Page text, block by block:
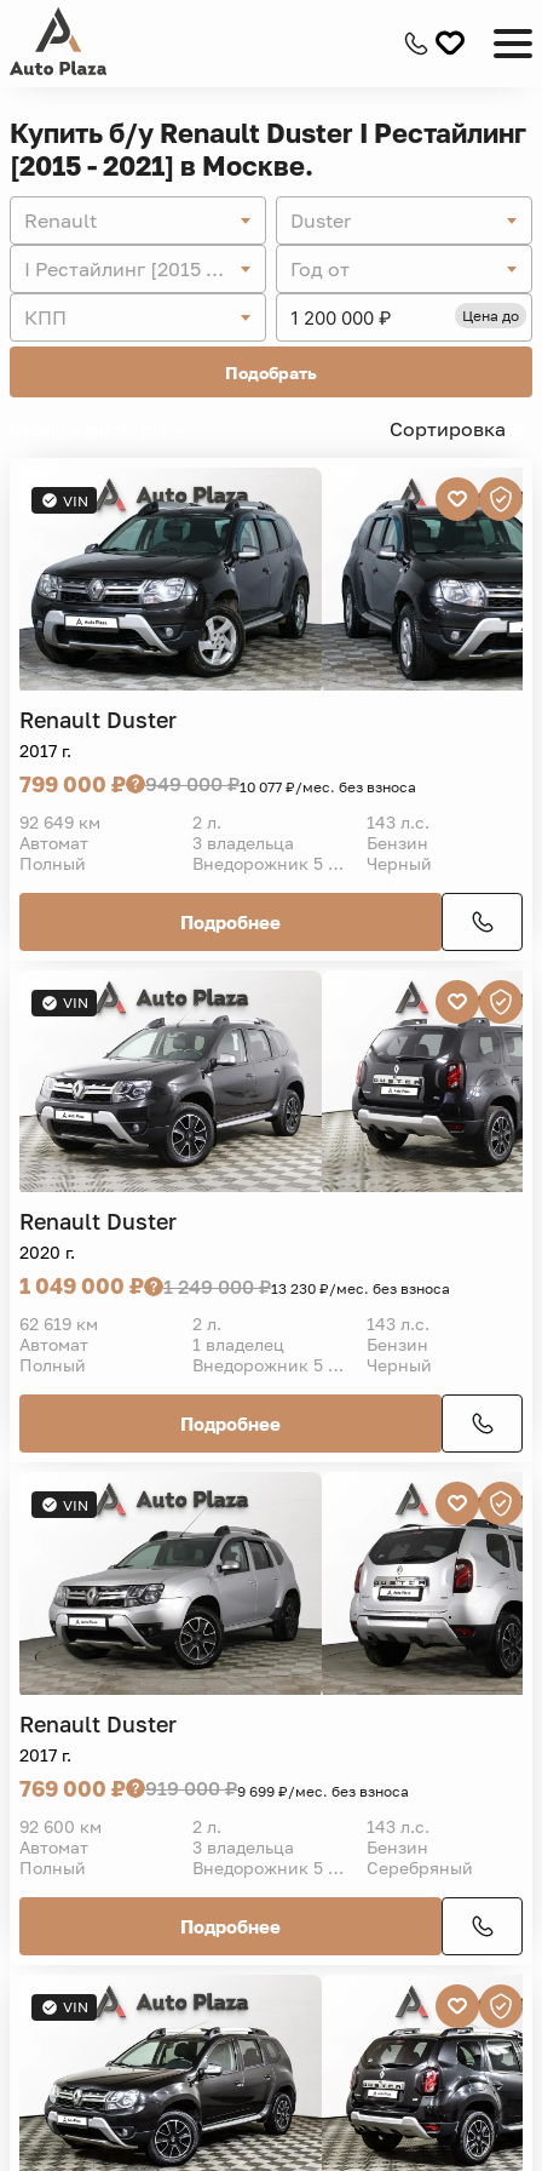
Купить б/у Renault Duster I Рестайлинг
[2015 - 2021] в Москве.
Renault
Duster
I Рестайлинг [2015 - 2021]
Год от
КПП
Цена до
Подобрать
Сортировка
VIN
Renault Duster
2017 г.
799 000 ₽ 949 000 ₽10 077 ₽/мес. без взноса
92 649 км 2 л.
143 л.с.
Автомат
3 владельца
Бензин
Полный
Внедорожник 5 дв. Черный
Подробнее
VIN
Renault Duster
2020 г.
1 049 000 ₽ 1 249 000 ₽13 230 ₽/мес. без взноса
62 619 км 2 л.
143 л.с.
Автомат
1 владелец
Бензин
Полный
Внедорожник 5 дв. Черный
Подробнее
VIN
Renault Duster
2017 г.
769 000 ₽ 919 000 ₽9 699 ₽/мес. без взноса
92 600 км 2 л.
143 л.с.
Автомат
3 владельца
Бензин
Полный
Внедорожник 5 дв. Серебряный
Подробнее
VIN